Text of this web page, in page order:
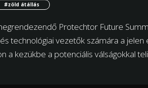
#zöld átállás
Protechtor Future
technológiai vezetők számára a
a kezükbe a potenciális válságokkal